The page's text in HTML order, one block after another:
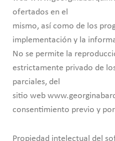
ofertados en el
mismo, así como de los
implementación y la
No se permite la
estrictamente privado de
parciales, del
sitio web
consentimiento previo y
Propiedad intelectual del